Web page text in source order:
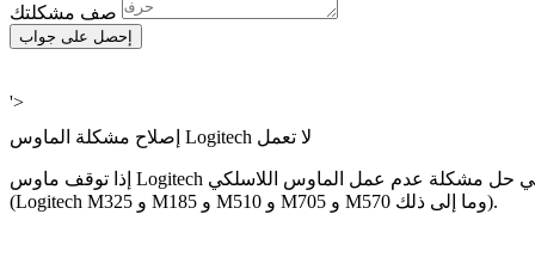
صف مشكلتك
إحصل على جواب
'>
إصلاح مشكلة الماوس Logitech لا تعمل
إذا توقف ماوس Logitech اللاسلكي عن العمل ، فلا داعي للقلق. يمكنك حل المشكلة بإحدى الطرق التالية. ساعدت هذه الطرق العديد من المستخدمين في حل مشكلة عدم عمل الماوس اللاسلكي Logitech
(Logitech M325 و M185 و M510 و M705 و M570 وما إلى ذلك).